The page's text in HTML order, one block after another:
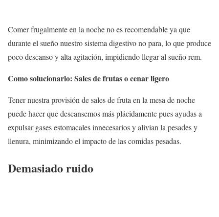
Comer frugalmente en la noche no es recomendable ya que
durante el sueño nuestro sistema digestivo no para, lo que produce
poco descanso y alta agitación, impidiendo llegar al sueño rem.
Como solucionarlo: Sales de frutas o cenar ligero
Tener nuestra provisión de sales de fruta en la mesa de noche
puede hacer que descansemos más plácidamente pues ayudas a
expulsar gases estomacales innecesarios y alivian la pesades y
llenura, minimizando el impacto de las comidas pesadas.
Demasiado ruido